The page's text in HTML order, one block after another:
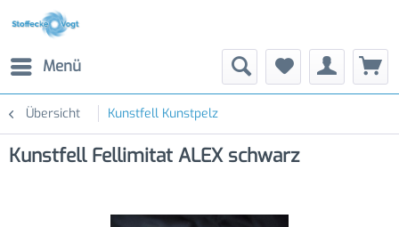
Menü
Übersicht Kunstfell Kunstpelz
Kunstfell Fellimitat ALEX schwarz